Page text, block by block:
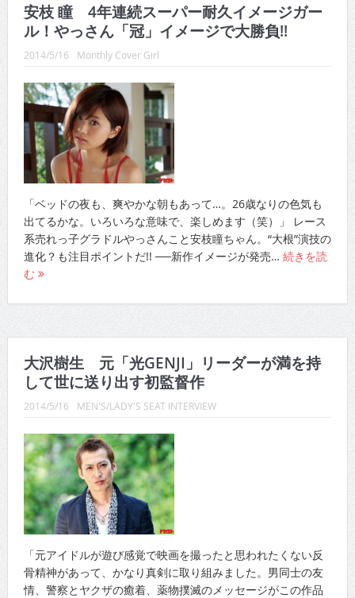
安枝 瞳 4年連続スーパー耐久イメージガー
ル！やっさん「冠」イメージで大勝負!!
2014/5/16 Monthly Cover Girl
「ベッドの夜も、爽やかな朝もあって…。26歳なりの色気も
出てるかな。いろいろな意味で、楽しめます（笑）」 レース
系売れっ子グラドルやっさんこと安枝瞳ちゃん。“大根”演技の
進化？も注目ポイントだ!! ──新作イメージが発売… 続きを読
む
大沢樹生 元「光GENJI」リーダーが満を持
して世に送り出す初監督作
2014/5/16 MEN'S/LADY'S SEAT INTERVIEW
「元アイドルが遊び感覚で映画を撮ったと思われたくない反
骨精神があって、かなり真剣に取り組みました。男同士の友
情、警察とヤクザの癒着、薬物撲滅のメッセージがこの作品